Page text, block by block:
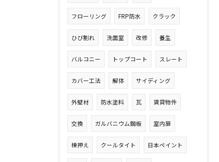
フローリング FRP防水 クラック
ひび割れ 洗面室 改修 養生
バルコニー トップコート スレート
カバー工法 解体 サイディング
外壁材 防水塗料 瓦 賃貸物件
交換 ガルバニウム鋼板 室内扉
棟押え クールタイト 日本ペイント